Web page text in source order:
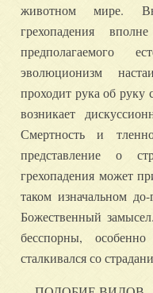
животном мире.
грехопадения
предполагаемого
эволюционизм
проходит рука об руку
возникает
Смертность и
представление о
грехопадения может
таком изначальном
Божественный
бесспорны,
сталкивался со